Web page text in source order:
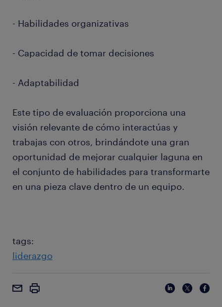
- Habilidades organizativas
- Capacidad de tomar decisiones
- Adaptabilidad
Este tipo de evaluación proporciona una
visión relevante de cómo interactúas y
trabajas con otros, brindándote una gran
oportunidad de mejorar cualquier laguna en
el conjunto de habilidades para transformarte
en una pieza clave dentro de un equipo.
tags:
liderazgo